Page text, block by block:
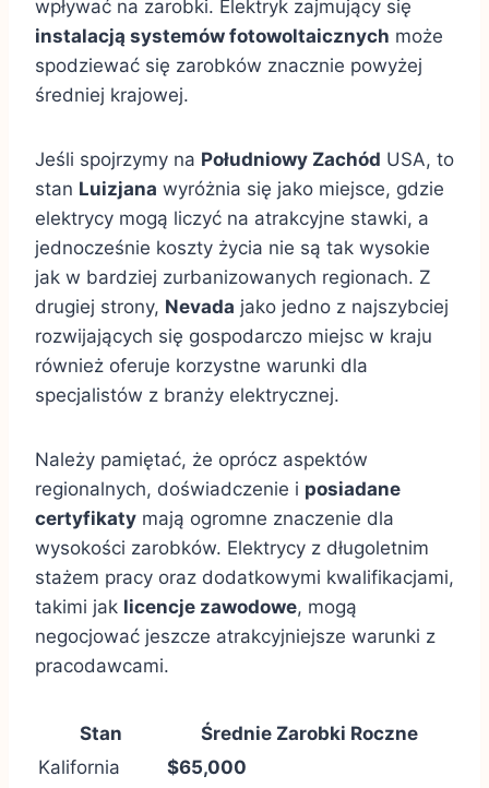
wpływać na zarobki. Elektryk zajmujący się
instalacją systemów fotowoltaicznych może
spodziewać się zarobków znacznie powyżej
średniej krajowej.
Jeśli spojrzymy na Południowy Zachód USA, to
stan Luizjana wyróżnia się jako miejsce, gdzie
elektrycy mogą liczyć na atrakcyjne stawki, a
jednocześnie koszty życia nie są tak wysokie
jak w bardziej zurbanizowanych regionach. Z
drugiej strony, Nevada jako jedno z najszybciej
rozwijających się gospodarczo miejsc w kraju
również oferuje korzystne warunki dla
specjalistów z branży elektrycznej.
Należy pamiętać, że oprócz aspektów
regionalnych, doświadczenie i posiadane
certyfikaty mają ogromne znaczenie dla
wysokości zarobków. Elektrycy z długoletnim
stażem pracy oraz dodatkowymi kwalifikacjami,
takimi jak licencje zawodowe, mogą
negocjować jeszcze atrakcyjniejsze warunki z
pracodawcami.
Stan
Średnie Zarobki Roczne
Kalifornia
$65,000